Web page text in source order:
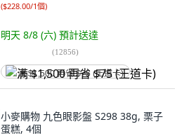
($228.00/1個)
明天 8/8 (六) 預計送達
(12856)
满 $1,500 再省 $75 (王道卡)
小麥購物 九色眼影盤 S298 38g, 栗子
蛋糕, 4個